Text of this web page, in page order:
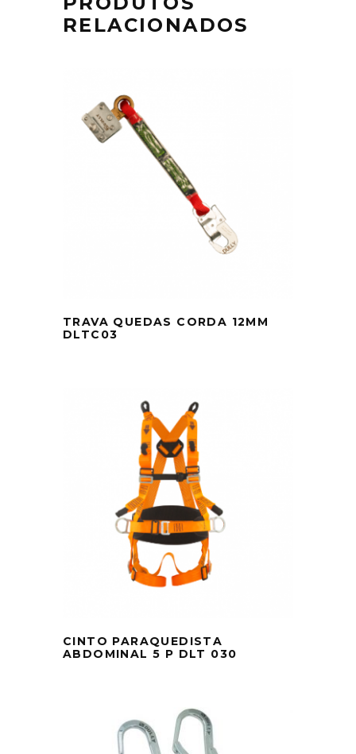
RELACIONADOS
TRAVA QUEDAS CORDA 12MM
DLTC03
CINTO PARAQUEDISTA
ABDOMINAL 5 P DLT 030